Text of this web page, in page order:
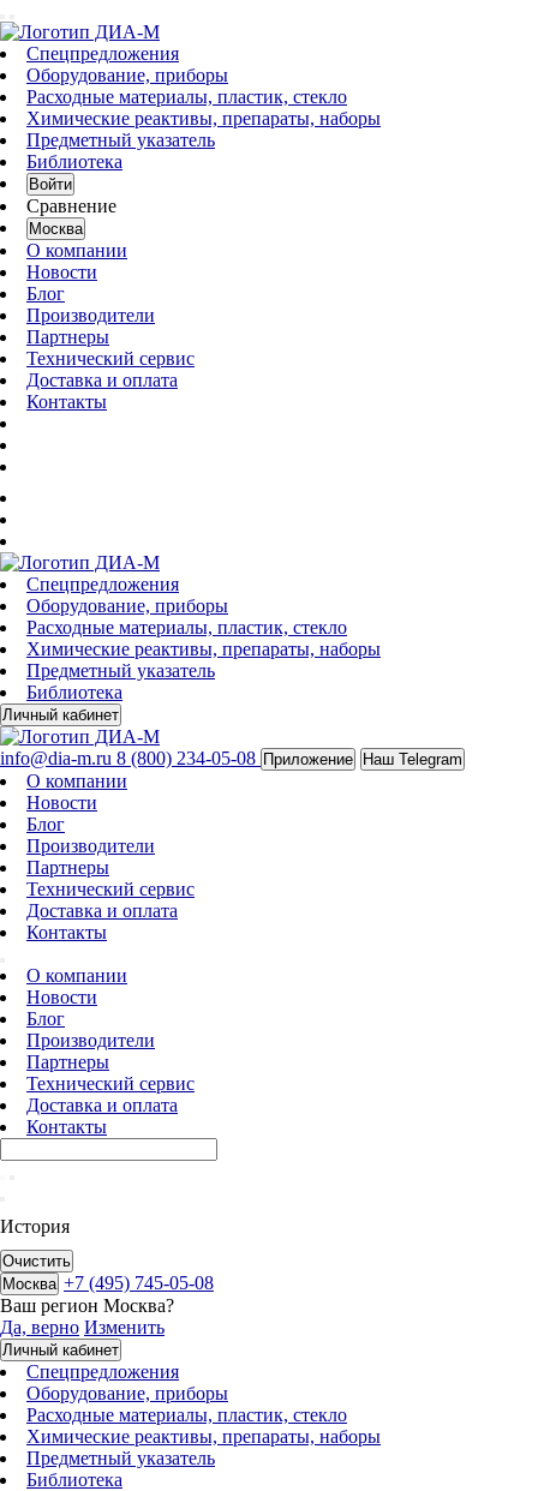
Спецпредложения
Оборудование, приборы
Расходные материалы, пластик, стекло
Химические реактивы, препараты, наборы
Предметный указатель
Библиотека
Войти
Сравнение
Москва
О компании
Новости
Блог
Производители
Партнеры
Технический сервис
Доставка и оплата
Контакты
Спецпредложения
Оборудование, приборы
Расходные материалы, пластик, стекло
Химические реактивы, препараты, наборы
Предметный указатель
Библиотека
Личный кабинет
info@dia-m.ru 8 (800) 234-05-08 Приложение Наш Telegram
О компании
Новости
Блог
Производители
Партнеры
Технический сервис
Доставка и оплата
Контакты
О компании
Новости
Блог
Производители
Партнеры
Технический сервис
Доставка и оплата
Контакты
История
Очистить
Москва +7 (495) 745-05-08
Ваш регион Москва?
Да, верно Изменить
Личный кабинет
Спецпредложения
Оборудование, приборы
Расходные материалы, пластик, стекло
Химические реактивы, препараты, наборы
Предметный указатель
Библиотека